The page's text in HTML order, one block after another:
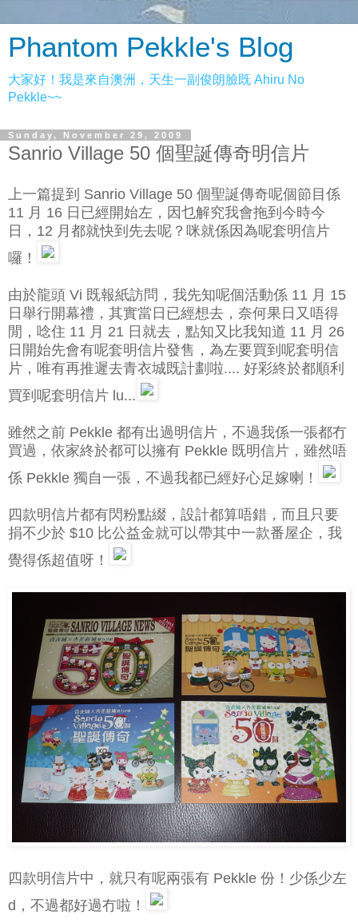
Phantom Pekkle's Blog
大家好！我是來自澳洲，天生一副俊朗臉既 Ahiru No
Pekkle~~
Sunday, November 29, 2009
Sanrio Village 50 個聖誕傳奇明信片
上一篇提到 Sanrio Village 50 個聖誕傳奇呢個節目係
11 月 16 日已經開始左，因乜解究我會拖到今時今
日，12 月都就快到先去呢？咪就係因為呢套明信片
囉！
由於龍頭 Vi 既報紙訪問，我先知呢個活動係 11 月 15
日舉行開幕禮，其實當日已經想去，奈何果日又唔得
閒，唸住 11 月 21 日就去，點知又比我知道 11 月 26
日開始先會有呢套明信片發售，為左要買到呢套明信
片，唯有再推遲去青衣城既計劃啦.... 好彩終於都順利
買到呢套明信片 lu...
雖然之前 Pekkle 都有出過明信片，不過我係一張都冇
買過，依家終於都可以擁有 Pekkle 既明信片，雖然唔
係 Pekkle 獨自一張，不過我都已經好心足嫁喇！
四款明信片都有閃粉點綴，設計都算唔錯，而且只要
捐不少於 $10 比公益金就可以帶其中一款番屋企，我
覺得係超值呀！
四款明信片中，就只有呢兩張有 Pekkle 份！少係少左
d，不過都好過冇啦！